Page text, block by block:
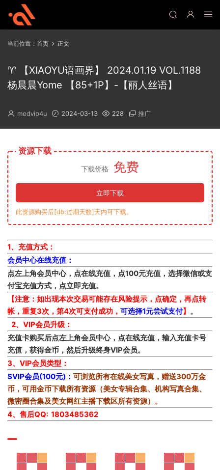
当前位置： 首页 正文
♈ 【XIAOYU语画界】 2024.01.19 VOL.1188
杨晨晨Yome 【85+1P】-【丽人丝语】
medvip4u 2024-03-13 228 推广
资源下载
下载价格 免费
立即下载
此资源购买后[db:过期天数]天内可下载。
1、充值方式：
会员中心在线充值：
点左上角会员中心，点在线充值，点100元充值，选择微信或支
付宝充值方式，点立即充值。
【注意：如出现本次交易可能存在风险提示，点确定，再点转
帐，重复3次，第4次可支付成功， 可选择1元尝试支付】 。
2、VIP会员升级：
充值卡购买后点左上角会员中心，点在线充值，输入充值卡号
充值，获得金币，然后升级终身VIP会员。
3、VIP会员类型：
SVIP会员(100元)： 可浏览所有在线美女写真，赠送300万金
币，可用金币下载所有资源（美女专辑合集、机构写真合集、
微密圈合集及美女网红主播下载区所有资源）。
4、售后QQ: 1803485362